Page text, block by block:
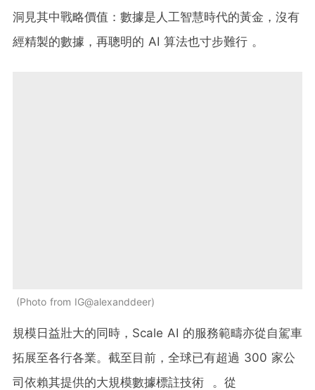
洞見其中戰略價值：數據是人工智慧時代的黃金，沒有
經精製的數據，再聰明的 AI 算法也寸步難行 。
Photo from IG@alexanddeer
規模日益壯大的同時，Scale AI 的服務範疇亦從自駕車
拓展至各行各業。截至目前，全球已有超過 300 家公
司依賴其提供的大規模數據標註技術 。從